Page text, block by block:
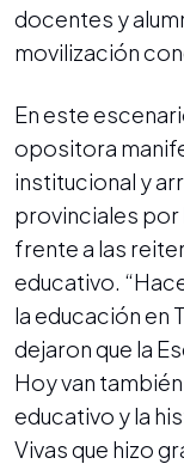
docentes y
movilización
En este
opositora
institucional y
provinciales por
frente a las
educativo.
la educación en
dejaron que la
Hoy van
educativo y la
Vivas que hizo